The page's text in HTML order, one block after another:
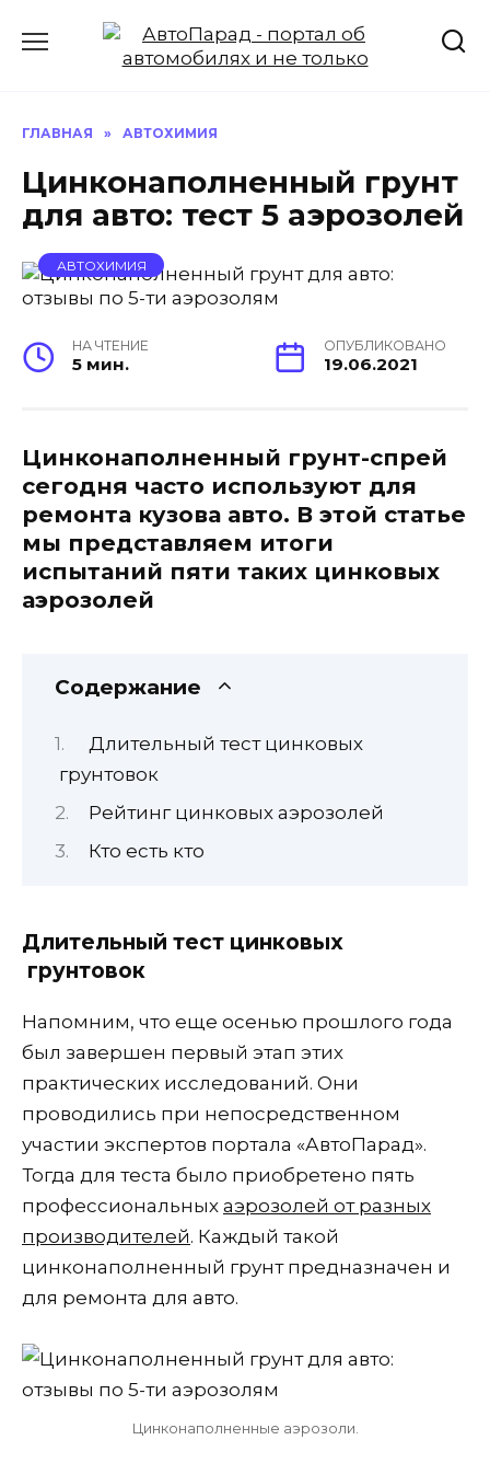
содержанию
ГЛАВНАЯ » АВТОХИМИЯ
Цинконаполненный грунт
для авто: тест 5 аэрозолей
АВТОХИМИЯ
НА ЧТЕНИЕ
5 мин.
ОПУБЛИКОВАНО
19.06.2021
Цинконаполненный грунт-спрей
сегодня часто используют для
ремонта кузова авто. В этой статье
мы представляем итоги
испытаний пяти таких цинковых
аэрозолей
Содержание
Длительный тест цинковых
грунтовок
Рейтинг цинковых аэрозолей
Кто есть кто
Длительный тест цинковых
грунтовок
Напомним, что еще осенью прошлого года
был завершен первый этап этих
практических исследований. Они
проводились при непосредственном
участии экспертов портала «АвтоПарад».
Тогда для теста было приобретено пять
профессиональных аэрозолей от разных
производителей. Каждый такой
цинконаполненный грунт предназначен и
для ремонта для авто.
Цинконаполненные аэрозоли.